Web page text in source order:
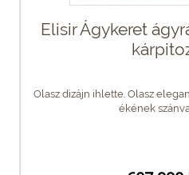
Elisir Ágykeret
Olasz dizájn ihlette. Olasz
ékének